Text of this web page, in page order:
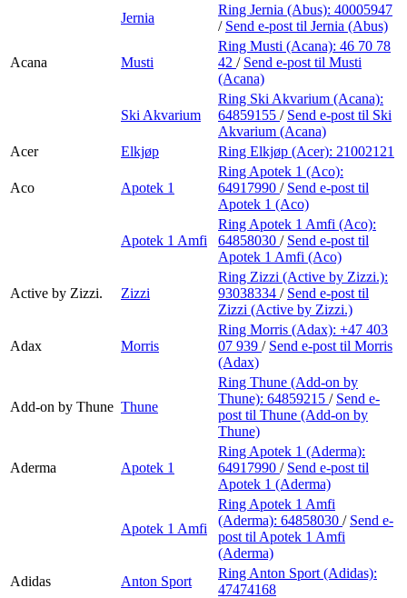
Jernia
Ring Jernia (Abus): 40005947
/ Send e-post til Jernia (Abus)
Acana Musti
Ring Musti (Acana): 46 70 78
42 / Send e-post til Musti
(Acana)
Ski Akvarium
Ring Ski Akvarium (Acana):
64859155 / Send e-post til Ski
Akvarium (Acana)
Acer
Elkjøp Ring Elkjøp (Acer): 21002121
Aco Apotek 1
Ring Apotek 1 (Aco):
64917990 / Send e-post til
Apotek 1 (Aco)
Apotek 1 Amfi
Ring Apotek 1 Amfi (Aco):
64858030 / Send e-post til
Apotek 1 Amfi (Aco)
Active by Zizzi. Zizzi
Ring Zizzi (Active by Zizzi.):
93038334 / Send e-post til
Zizzi (Active by Zizzi.)
Adax Morris
Ring Morris (Adax): +47 403
07 939 / Send e-post til Morris
(Adax)
Add-on by Thune Thune
Ring Thune (Add-on by
Thune): 64859215 / Send e-
post til Thune (Add-on by
Thune)
Aderma Apotek 1
Ring Apotek 1 (Aderma):
64917990 / Send e-post til
Apotek 1 (Aderma)
Apotek 1 Amfi
Ring Apotek 1 Amfi
(Aderma): 64858030 / Send e-
post til Apotek 1 Amfi
(Aderma)
Adidas
Anton Sport
Ring Anton Sport (Adidas):
47474168